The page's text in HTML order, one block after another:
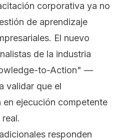
corporativa ya no
de aprendizaje
El nuevo
de la industria
to-Action" —
validar que el
ejecución competente
responden